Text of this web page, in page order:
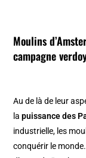
Moulins
campagne
Au de là de leur
lapuissance des
industrielle, les
conquérir le